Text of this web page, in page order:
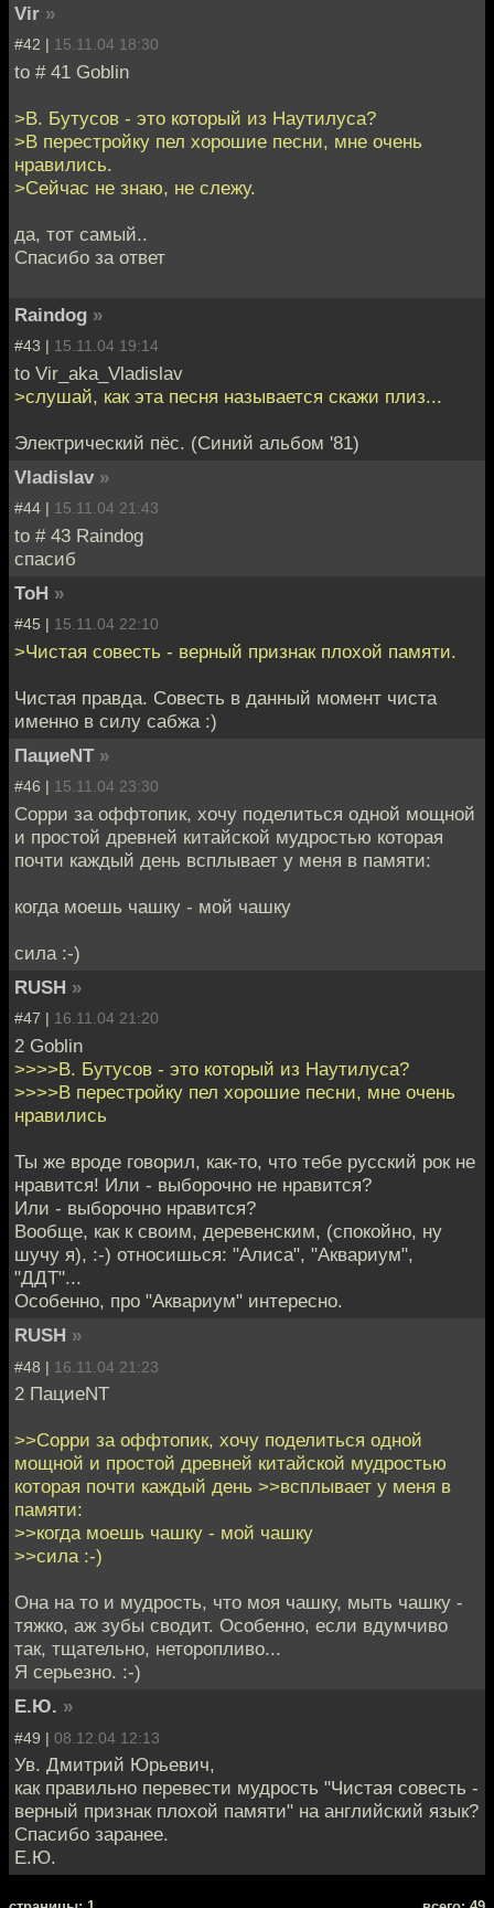
Vir »
#42 | 15.11.04 18:30
to # 41 Goblin
>В. Бутусов - это который из Наутилуса?
>В перестройку пел хорошие песни, мне очень
нравились.
>Сейчас не знаю, не слежу.
да, тот самый..
Спасибо за ответ
Raindog »
#43 | 15.11.04 19:14
to Vir_aka_Vladislav
>слушай, как эта песня называется скажи плиз...
Электрический пёс. (Синий альбом '81)
Vladislav »
#44 | 15.11.04 21:43
to # 43 Raindog
спасиб
ToH »
#45 | 15.11.04 22:10
>Чистая совесть - верный признак плохой памяти.
Чистая правда. Совесть в данный момент чиста
именно в силу сабжа :)
ПациеNT »
#46 | 15.11.04 23:30
Сорри за оффтопик, хочу поделиться одной мощной
и простой древней китайской мудростью которая
почти каждый день всплывает у меня в памяти:
когда моешь чашку - мой чашку
cила :-)
RUSH »
#47 | 16.11.04 21:20
2 Goblin
>>>>В. Бутусов - это который из Наутилуса?
>>>>В перестройку пел хорошие песни, мне очень
нравились
Ты же вроде говорил, как-то, что тебе русский рок не
нравится! Или - выборочно не нравится?
Или - выборочно нравится?
Вообще, как к своим, деревенским, (спокойно, ну
шучу я), :-) относишься: "Алиса", "Аквариум",
"ДДТ"...
Особенно, про "Аквариум" интересно.
RUSH »
#48 | 16.11.04 21:23
2 ПациеNT
>>Сорри за оффтопик, хочу поделиться одной
мощной и простой древней китайской мудростью
которая почти каждый день >>всплывает у меня в
памяти:
>>когда моешь чашку - мой чашку
>>cила :-)
Она на то и мудрость, что моя чашку, мыть чашку -
тяжко, аж зубы сводит. Особенно, если вдумчиво
так, тщательно, неторопливо...
Я серьезно. :-)
Е.Ю. »
#49 | 08.12.04 12:13
Ув. Дмитрий Юрьевич,
как правильно перевести мудрость "Чистая совесть -
верный признак плохой памяти" на английский язык?
Спасибо заранее.
Е.Ю.